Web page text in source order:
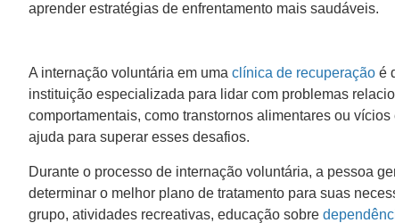
aprender estratégias de enfrentamento mais saudáveis.
A internação voluntária em uma clínica de recuperação é
instituição especializada para lidar com problemas
comportamentais, como transtornos alimentares ou
ajuda para superar esses desafios.
Durante o processo de internação voluntária, a pessoa
determinar o melhor plano de tratamento para suas
grupo, atividades recreativas, educação sobre